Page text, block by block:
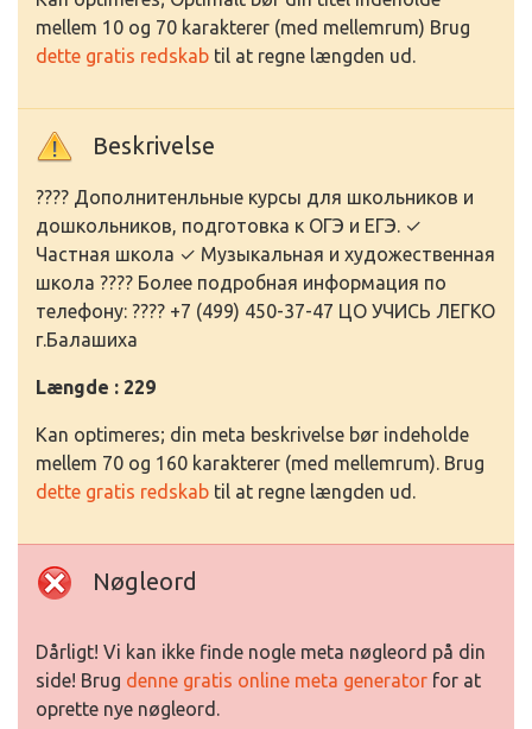
mellem 10 og 70 karakterer (med mellemrum) Brug
dette gratis redskab til at regne længden ud.
Beskrivelse
???? Дополнитенльные курсы для школьников и
дошкольников, подготовка к ОГЭ и ЕГЭ. ✓
Частная школа ✓ Музыкальная и художественная
школа ???? Более подробная информация по
телефону: ???? +7 (499) 450-37-47 ЦО УЧИСЬ ЛЕГКО
г.Балашиха
Længde : 229
Kan optimeres; din meta beskrivelse bør indeholde
mellem 70 og 160 karakterer (med mellemrum). Brug
dette gratis redskab til at regne længden ud.
Nøgleord
Dårligt! Vi kan ikke finde nogle meta nøgleord på din
side! Brug denne gratis online meta generator for at
oprette nye nøgleord.